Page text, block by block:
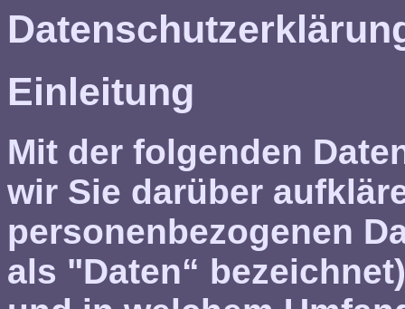
Einleitung
Mit der folgenden
wir Sie darüber
personenbezogenen
als "Daten“